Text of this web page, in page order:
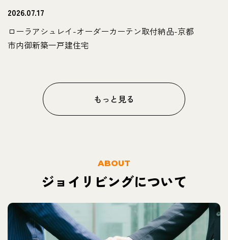
2026.07.17
ローラアシュレイ-オーダーカーテン取付納品-京都
市内御新築一戸建住宅
もっと見る
ABOUT
ジョイリビングについて